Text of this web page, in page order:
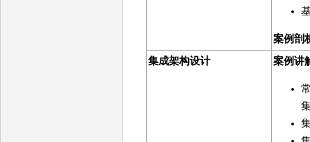
案例剖
集成架构设计
案例讲